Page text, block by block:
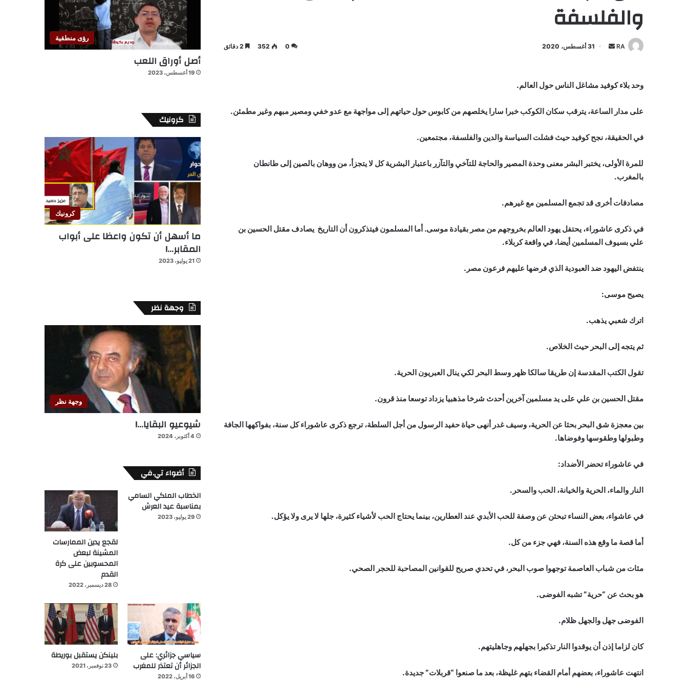
والفلسفة
RA
أرسل 31 أغسطس، 2020 0
352
وحد بلاء كوفيد مشاغل الناس حول العالم.
على مدار الساعة، يترقب سكان الكوكب خبرا سارا يخلصهم من كابوس حول حياتهم إلى مواجهة مع عدو خفي ومصير مبهم وغير مطمئن.
في الحقيقة، نجح كوفيد حيث فشلت السياسة والدين والفلسفة، مجتمعين.
للمرة الأولى، يختبر البشر معنى وحدة المصير والحاجة للتآخي والتآزر باعتبار البشرية كل لا يتجزأ، من ووهان بالصين إلى طانطان
بالمغرب.
مصادفات أخرى قد تجمع المسلمين مع غيرهم.
في ذكرى عاشوراء، يحتفل يهود العالم بخروجهم من مصر بقيادة موسى. أما المسلمون فيتذكرون أن التاريخ يصادف مقتل الحسين بن
علي بسيوف المسلمين أيضا، في واقعة كربلاء.
ينتفض اليهود ضد العبودية الذي فرضها عليهم فرعون مصر.
يصيح موسى:
اترك شعبي يذهب.
ثم يتجه إلى البحر حيث الخلاص.
تقول الكتب المقدسة إن طريقا سالكا ظهر وسط البحر لكي ينال العبريون الحرية.
مقتل الحسين بن علي على يد مسلمين آخرين أحدث شرخا مذهبيا يزداد توسعا منذ قرون.
بين معجزة شق البحر بحثا عن الحرية، وسيف غدر أنهى حياة حفيد الرسول من أجل السلطة، ترجع ذكرى عاشوراء كل سنة، بفواكهها الجافة
وطبولها وطقوسها وفوضاها.
في عاشوراء تحضر الأضداد:
النار والماء، الحرية والخيانة، الحب والسحر.
في عاشواء، بعض النساء تبحثن عن وصفة للحب الأبدي عند العطارين، بينما يحتاج الحب لأشياء كثيرة، جلها لا يرى ولا يؤكل.
أما قصة ما وقع هذه السنة، فهي جزء من كل.
مئات من شباب العاصمة توجهوا صوب البحر، في تحدي صريح للقوانين المصاحبة للحجر الصحي.
هو بحث عن “حرية” تشبه الفوضى.
الفوضى جهل والجهل ظلام.
كان لزاما إذن أن يوقدوا النار تذكيرا بجهلهم وجاهليتهم.
انتهت عاشوراء، بعضهم أمام القضاء بتهم غليظة، بعد ما صنعوا “قربلات” جديدة.
رؤى منطقية
أصل أوراق اللعب
19 أغسطس، 2023
كرونيك
كرونيك
ما أسهل أن تكون واعظا على أبواب
المقابر…!
21 يوليو، 2023
وجهة نظر
وجهة نظر
شيوعيو البقايا…!
4 أكتوبر، 2024
أضواء تي.في
الخطاب الملكي السامي
بمناسبة عيد العرش
29 يوليو، 2023
لقجع يدين الممارسات
المشينة لبعض
المحسوبين على كرة
القدم
28 ديسمبر، 2022
سياسي جزائري: على
الجزائر أن تعتذر للمغرب
16 أبريل، 2022
بلينكن يستقبل بوريطة
23 نوفمبر، 2021